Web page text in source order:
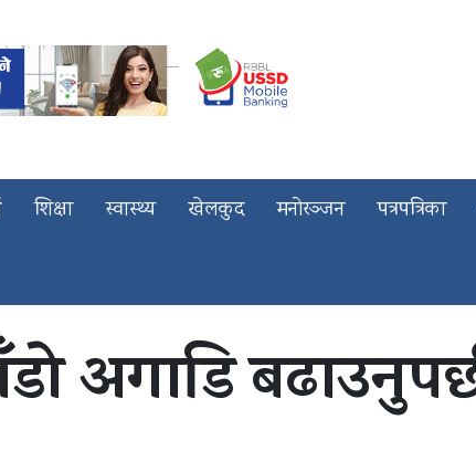
शिक्षा स्वास्थ्य खेलकुद मनोरञ्जन पत्रपत्रिका
अगाडि